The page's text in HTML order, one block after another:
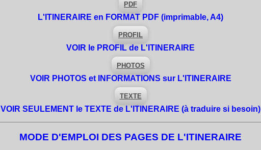
PDF
L'ITINERAIRE en FORMAT PDF (imprimable, A4)
PROFIL
VOIR le PROFIL de L'ITINERAIRE
PHOTOS
VOIR PHOTOS et INFORMATIONS sur L'ITINERAIRE
TEXTE
VOIR SEULEMENT le TEXTE de L'ITINERAIRE (à traduire si besoin)
MODE D'EMPLOI DES PAGES DE L'ITINERAIRE